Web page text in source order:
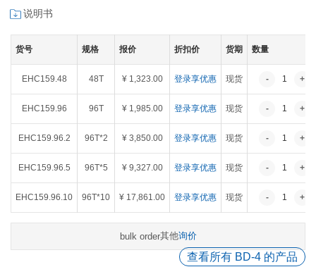
QuantiCyto®ELISA
其它试剂
研究领域
癌症生物学 表观遗传学 代谢生物学 发育生物学
干细胞与再生医学 免疫学 微生物学 神经科学
ELISA代测
说明书
货号 规格 报价 折扣价 货期 数量
EHC159.48 48T ¥ 1,323.00 登录享优惠 现货 - 1 +
EHC159.96 96T ¥ 1,985.00 登录享优惠 现货 - 1 +
EHC159.96.2 96T*2 ¥ 3,850.00 登录享优惠 现货 - 1 +
EHC159.96.5 96T*5 ¥ 9,327.00 登录享优惠 现货 - 1 +
EHC159.96.10 96T*10 ¥ 17,861.00 登录享优惠 现货 - 1 +
bulk order其他询价
查看所有 BD-4 的产品